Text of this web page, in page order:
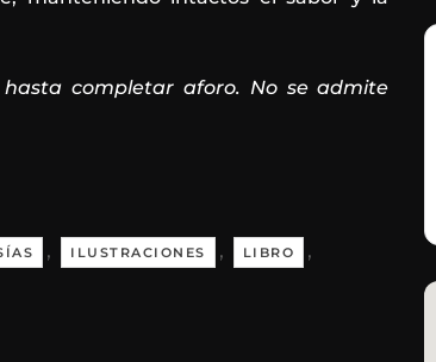
completar aforo. No se admite
, ILUSTRACIONES , LIBRO ,